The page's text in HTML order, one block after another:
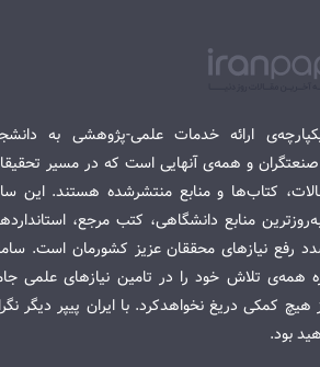
ارائه خدمات علمی-پژوهشی به
و همه‌ی آنهایی است که در مسیر
کتاب‌ها و منابع منتشرشده هستند. این
منابع دانشگاهی، کتب مرجع،
رفع نیازهای محققان عزیز کشورمان است.
همه‌ی تلاش خود را در تامین نیازهای علمی
هیچ کمکی دریغ نخواهدکرد. با ایران پیپر دیگر
بود.